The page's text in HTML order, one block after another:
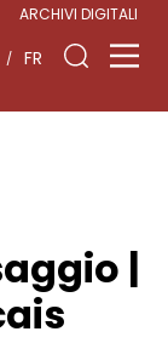
ARCHIVI DIGITALI
FR
|